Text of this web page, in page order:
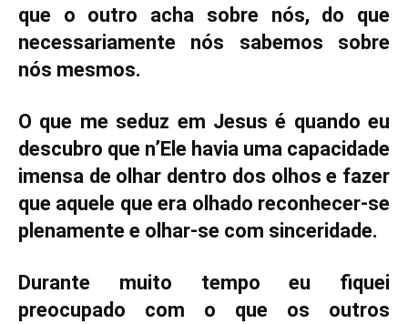
que o outro acha sobre nós, do que
necessariamente nós sabemos sobre
nós mesmos.
O que me seduz em Jesus é quando eu
descubro que n’Ele havia uma capacidade
imensa de olhar dentro dos olhos e fazer
que aquele que era olhado reconhecer-se
plenamente e olhar-se com sinceridade.
Durante muito tempo eu fiquei
preocupado com o que os outros